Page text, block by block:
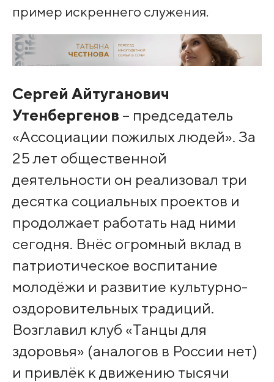
пример искреннего служения.
Сергей Айтуганович
Утенбергенов – председатель
«Ассоциации пожилых людей». За
25 лет общественной
деятельности он реализовал три
десятка социальных проектов и
продолжает работать над ними
сегодня. Внёс огромный вклад в
патриотическое воспитание
молодёжи и развитие культурно-
оздоровительных традиций.
Возглавил клуб «Танцы для
здоровья» (аналогов в России нет)
и привлёк к движению тысячи